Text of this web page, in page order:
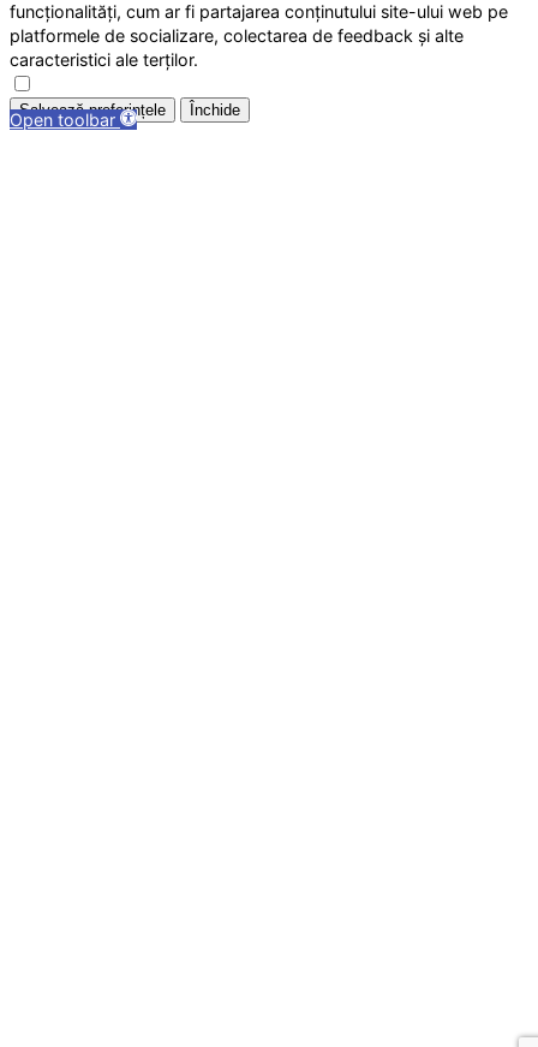
Open toolbar
funcționalități, cum ar fi partajarea conținutului site-ului web pe
platformele de socializare, colectarea de feedback și alte
caracteristici ale terților.
Salvează preferințele Închide